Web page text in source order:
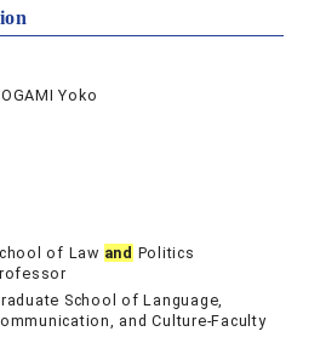
Yoko
of Law and Politics
School of Language,
and Culture-Faculty